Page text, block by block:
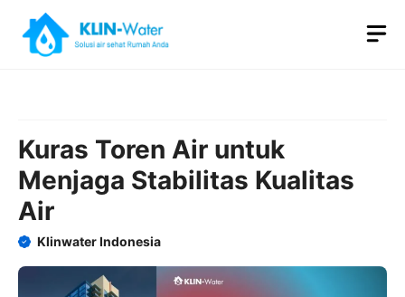
content
Kuras Toren Air untuk
Menjaga Stabilitas Kualitas
Air
Klinwater Indonesia